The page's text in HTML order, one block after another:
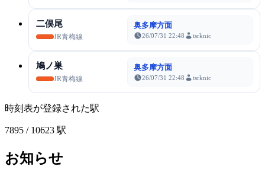
二俣尾
JR青梅線
奥多摩方面
26/07/31 22:48 tsrknic
鳩ノ巣
JR青梅線
奥多摩方面
26/07/31 22:48 tsrknic
時刻表が登録された駅
7895 / 10623 駅
お知らせ